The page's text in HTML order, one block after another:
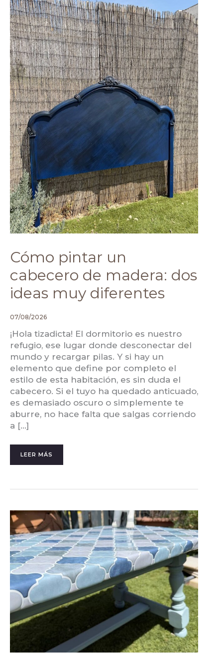
Cómo pintar un
cabecero de madera: dos
ideas muy diferentes
07/08/2026
¡Hola tizadicta! El dormitorio es nuestro
refugio, ese lugar donde desconectar del
mundo y recargar pilas. Y si hay un
elemento que define por completo el
estilo de esta habitación, es sin duda el
cabecero. Si el tuyo ha quedado anticuado,
es demasiado oscuro o simplemente te
aburre, no hace falta que salgas corriendo
a […]
DE
MADERA:
DOS
IDEAS
MUY
DIFERENTES
LEER MÁS
CÓMO
RENOVAR
UNA
MESA
CON
AZULEJOS
ADHESIVOS